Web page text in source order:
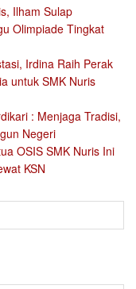
Ilham Sulap
Olimpiade Tingkat
Irdina Raih Perak
untuk SMK Nuris
: Menjaga Tradisi,
Negeri
OSIS SMK Nuris Ini
KSN